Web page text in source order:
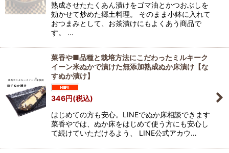
熟成させたたくあん漬けをゴマ油とかつおぶしを
効かせて炒めた郷土料理。 そのまま小鉢に入れて
おつまみとして、お茶漬けにもよくあう商品で
す。 …
菜香や■品種と栽培方法にこだわったミルキーク
イーン米ぬかで漬けた無添加熟成ぬか床漬け【な
すぬか漬け】
346円(税込)
はじめての方も安心。LINEでぬか床相談できます
菜香やでは、ぬか床をはじめて使う方にも安心し
て続けていただけるよう、 LINE公式アカウ…